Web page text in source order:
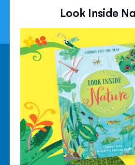
Look Inside